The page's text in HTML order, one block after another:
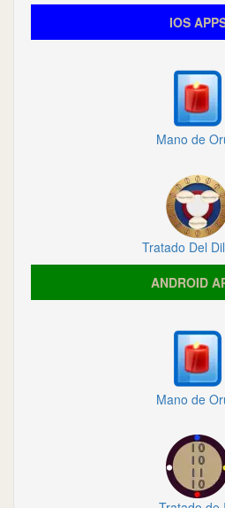
IOS
Mano de
Tratado Del
ANDROID
Mano de